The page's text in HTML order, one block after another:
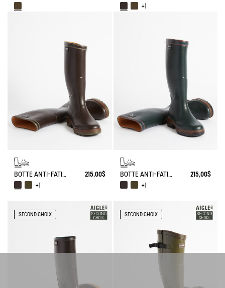
+1
BOTTE ANTI-FATIGUE PARCOURS 2.0
215,00$
+1
BOTTE ANTI-FATIGUE PARCOURS 2.0
215,00$
+1
SECOND CHOIX SECOND CHOIX